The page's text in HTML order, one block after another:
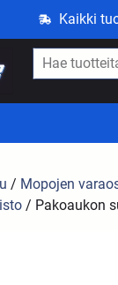
Kaikki
/ Mopojen
/ Pakoaukon